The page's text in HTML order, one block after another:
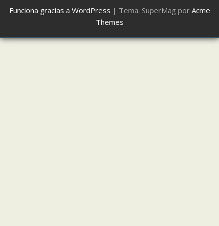
Funciona gracias a WordPress | Tema: SuperMag por Acme
Themes